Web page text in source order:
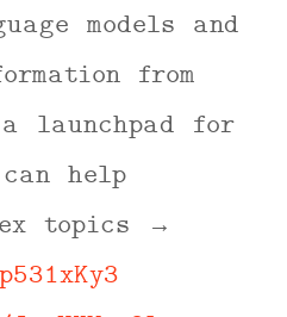
models and
from
launchpad for
help
topics →